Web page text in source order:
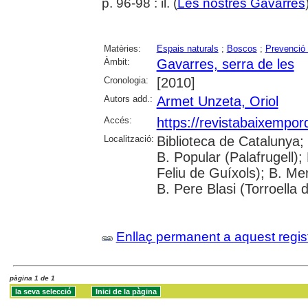
Matèries: Espais naturals ; Boscos ; Prevenció
Àmbit:
Gavarres, serra de les
Cronologia: [2010]
Autors add.: Armet Unzeta, Oriol
Accés: https://
Localització: Biblioteca de
B. Popular
Feliu de Guíxols); B.
B. Pere Blasi (Torroella
Enllaç permanent a aquest
pàgina 1 de 1